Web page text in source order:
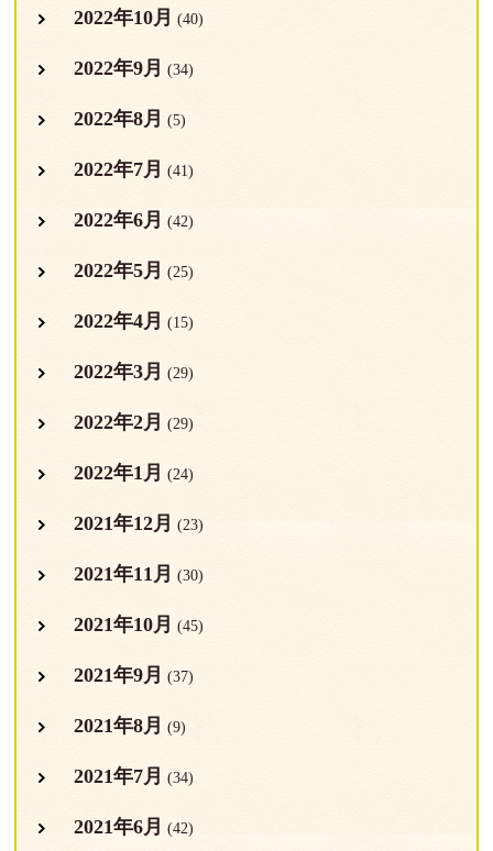
2022年10月 (40)
2022年9月 (34)
2022年8月 (5)
2022年7月 (41)
2022年6月 (42)
2022年5月 (25)
2022年4月 (15)
2022年3月 (29)
2022年2月 (29)
2022年1月 (24)
2021年12月 (23)
2021年11月 (30)
2021年10月 (45)
2021年9月 (37)
2021年8月 (9)
2021年7月 (34)
2021年6月 (42)